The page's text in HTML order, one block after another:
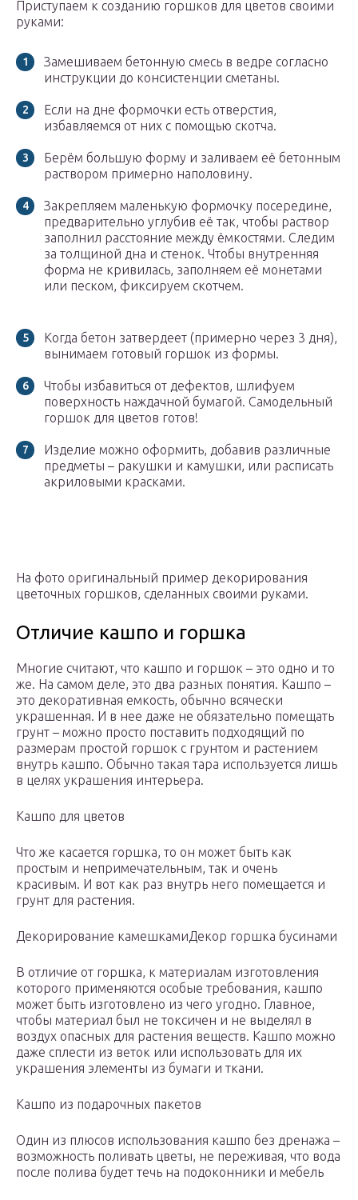
Приступаем к созданию горшков для цветов своими
руками:
Замешиваем бетонную смесь в ведре согласно
инструкции до консистенции сметаны.
Если на дне формочки есть отверстия,
избавляемся от них с помощью скотча.
Берём большую форму и заливаем её бетонным
раствором примерно наполовину.
Закрепляем маленькую формочку посередине,
предварительно углубив её так, чтобы раствор
заполнил расстояние между ёмкостями. Следим
за толщиной дна и стенок. Чтобы внутренняя
форма не кривилась, заполняем её монетами
или песком, фиксируем скотчем.
Когда бетон затвердеет (примерно через 3 дня),
вынимаем готовый горшок из формы.
Чтобы избавиться от дефектов, шлифуем
поверхность наждачной бумагой. Самодельный
горшок для цветов готов!
Изделие можно оформить, добавив различные
предметы – ракушки и камушки, или расписать
акриловыми красками.
На фото оригинальный пример декорирования
цветочных горшков, сделанных своими руками.
Отличие кашпо и горшка
Многие считают, что кашпо и горшок – это одно и то
же. На самом деле, это два разных понятия. Кашпо –
это декоративная емкость, обычно всячески
украшенная. И в нее даже не обязательно помещать
грунт – можно просто поставить подходящий по
размерам простой горшок с грунтом и растением
внутрь кашпо. Обычно такая тара используется лишь
в целях украшения интерьера.
Кашпо для цветов
Что же касается горшка, то он может быть как
простым и непримечательным, так и очень
красивым. И вот как раз внутрь него помещается и
грунт для растения.
Декорирование камешкамиДекор горшка бусинами
В отличие от горшка, к материалам изготовления
которого применяются особые требования, кашпо
может быть изготовлено из чего угодно. Главное,
чтобы материал был не токсичен и не выделял в
воздух опасных для растения веществ. Кашпо можно
даже сплести из веток или использовать для их
украшения элементы из бумаги и ткани.
Кашпо из подарочных пакетов
Один из плюсов использования кашпо без дренажа –
возможность поливать цветы, не переживая, что вода
после полива будет течь на подоконники и мебель